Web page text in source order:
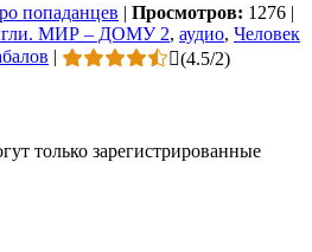
попаданцев | Просмотров: 1276 |
МИР – ДОМУ 2, аудио, Человек
| (4.5/2)
только зарегистрированные